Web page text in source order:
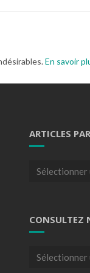
En savoir
ARTICLES
Articles
CONSULTEZ
Consultez